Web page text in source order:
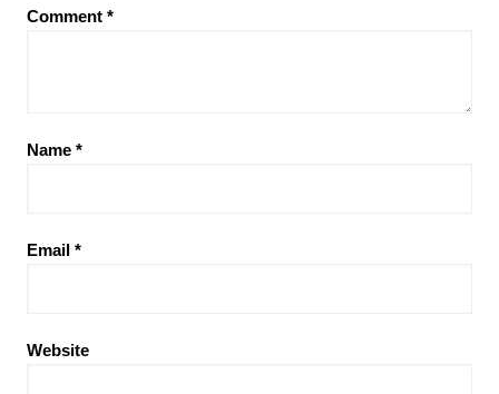
Comment *
Name *
Email *
Website